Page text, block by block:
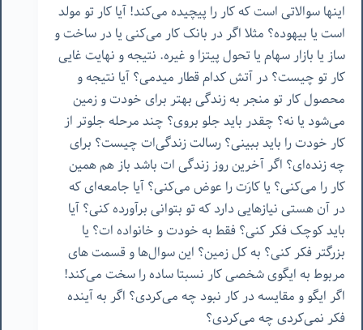
اینها سوالاتی است که کار را پیچیده می‌کند! آیا کار تو مولد
است یا بیهوده؟ مثلا اگر در بانک کار می‌کنی یا در ساخت و
ساز یا بازار سهام یا تحول پیتزا و غیره. نتیجه و نهایت غایی
کار تو چیست؟ در آتش کدام قطار میدمی؟ آیا نتیجه و
محصول کار تو منجر به زندگی بهتر برای خودت و زمین
می‌شود یا نه؟ چقدر باید جلو بروی؟ چند مرحله جلوتر از
کار خودت را باید ببینی؟ رسالت زندگی‌ات چیست؟ برای
چه زنده‌ای؟ اگر آخرین روز زندگی ات باشد باز هم همین
کار را می‌کنی؟ یا کارَت را عوض می‌کنی؟ آیا جامعه‌ای که
در آن هستی نیازهایی دارد که تو بتوانی برآورده کنی؟ آیا
باید کوچک فکر کنی؟ فقط به خودت و خانواده ات؟ یا
بزرگتر فکر کنی؟ به کل زمین؟ این سوال‌ها و قسمت های
مربوط به ایگوی شخصی کار نسبتا ساده را سخت می‌کند!
اگر ایگو و مقایسه در کار نبود چه می‌کردی؟ اگر به آینده
فکر نمی‌کردی چه می‌کردی؟